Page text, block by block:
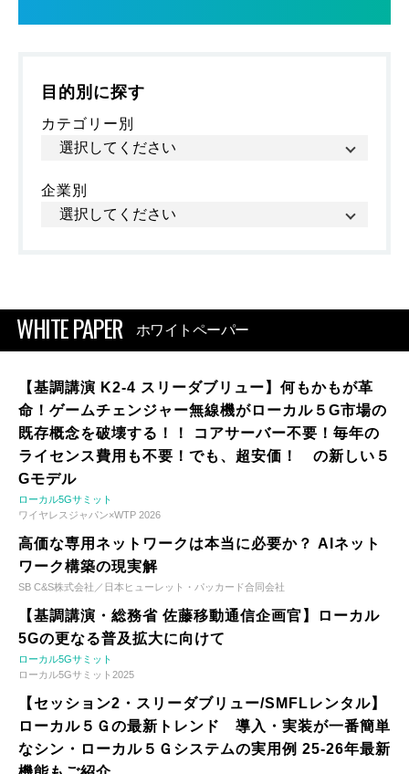
目的別に探す
カテゴリー別
企業別
WHITE PAPER ホワイトペーパー
【基調講演 K2-4 スリーダブリュー】何もかもが革
命！ゲームチェンジャー無線機がローカル５G市場の
既存概念を破壊する！！ コアサーバー不要！毎年の
ライセンス費用も不要！でも、超安価！ の新しい５
Gモデル
ローカル5Gサミット
ワイヤレスジャパン×WTP 2026
高価な専用ネットワークは本当に必要か？ AIネット
ワーク構築の現実解
SB C&S株式会社／日本ヒューレット・パッカード合同会社
【基調講演・総務省 佐藤移動通信企画官】ローカル
5Gの更なる普及拡大に向けて
ローカル5Gサミット
ローカル5Gサミット2025
【セッション2・スリーダブリュー/SMFLレンタル】
ローカル５Ｇの最新トレンド 導入・実装が一番簡単
なシン・ローカル５Ｇシステムの実用例 25-26年最新